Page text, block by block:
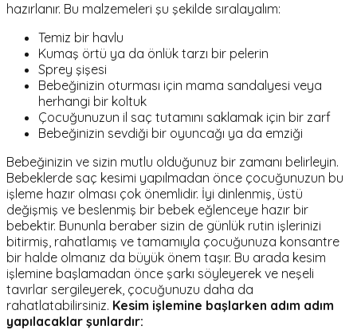
hazırlanır. Bu malzemeleri şu şekilde sıralayalım:
Temiz bir havlu
Kumaş örtü ya da önlük tarzı bir pelerin
Sprey şişesi
Bebeğinizin oturması için mama sandalyesi veya
herhangi bir koltuk
Çocuğunuzun il saç tutamını saklamak için bir zarf
Bebeğinizin sevdiği bir oyuncağı ya da emziği
Bebeğinizin ve sizin mutlu olduğunuz bir zamanı belirleyin.
Bebeklerde saç kesimi yapılmadan önce çocuğunuzun bu
işleme hazır olması çok önemlidir. İyi dinlenmiş, üstü
değişmiş ve beslenmiş bir bebek eğlenceye hazır bir
bebektir. Bununla beraber sizin de günlük rutin işlerinizi
bitirmiş, rahatlamış ve tamamıyla çocuğunuza konsantre
bir halde olmanız da büyük önem taşır. Bu arada kesim
işlemine başlamadan önce şarkı söyleyerek ve neşeli
tavırlar sergileyerek, çocuğunuzu daha da
rahatlatabilirsiniz. Kesim işlemine başlarken adım adım
yapılacaklar şunlardır: